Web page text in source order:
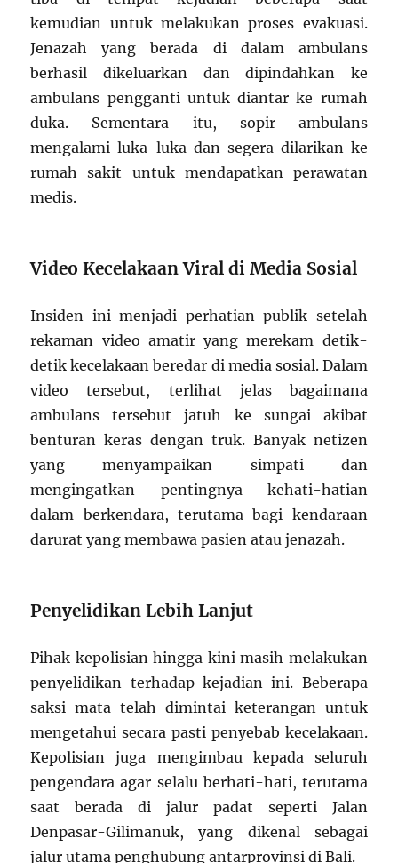
kemudian untuk melakukan proses evakuasi.
Jenazah yang berada di dalam ambulans
berhasil dikeluarkan dan dipindahkan ke
ambulans pengganti untuk diantar ke rumah
duka. Sementara itu, sopir ambulans
mengalami luka-luka dan segera dilarikan ke
rumah sakit untuk mendapatkan perawatan
medis.
Video Kecelakaan Viral di Media Sosial
Insiden ini menjadi perhatian publik setelah
rekaman video amatir yang merekam detik-
detik kecelakaan beredar di media sosial. Dalam
video tersebut, terlihat jelas bagaimana
ambulans tersebut jatuh ke sungai akibat
benturan keras dengan truk. Banyak netizen
yang menyampaikan simpati dan
mengingatkan pentingnya kehati-hatian
dalam berkendara, terutama bagi kendaraan
darurat yang membawa pasien atau jenazah.
Penyelidikan Lebih Lanjut
Pihak kepolisian hingga kini masih melakukan
penyelidikan terhadap kejadian ini. Beberapa
saksi mata telah dimintai keterangan untuk
mengetahui secara pasti penyebab kecelakaan.
Kepolisian juga mengimbau kepada seluruh
pengendara agar selalu berhati-hati, terutama
saat berada di jalur padat seperti Jalan
Denpasar-Gilimanuk, yang dikenal sebagai
jalur utama penghubung antarprovinsi di Bali.